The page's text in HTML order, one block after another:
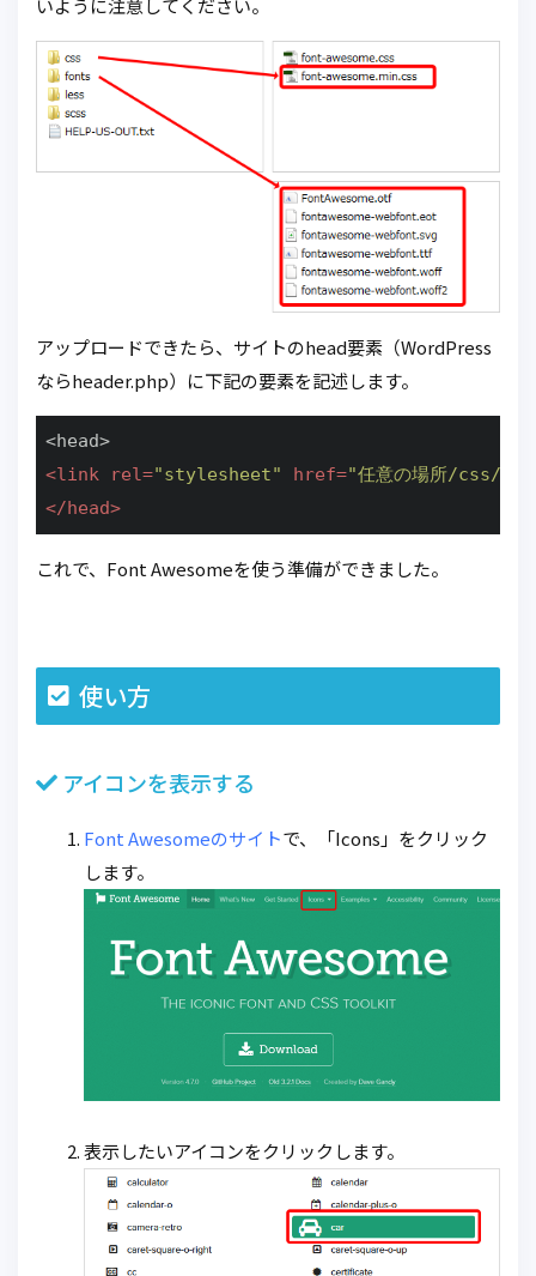
いように注意してください。
アップロードできたら、サイトのhead要素（WordPress
ならheader.php）に下記の要素を記述します。
<head>
<link rel="stylesheet" href="任意の場所/css/
</head>
これで、Font Awesomeを使う準備ができました。
使い方
アイコンを表示する
Font Awesomeのサイトで、「Icons」をクリック
します。
表示したいアイコンをクリックします。